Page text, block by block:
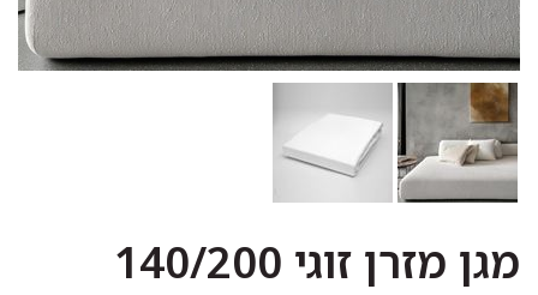
מגן מזרן זוגי 140/200